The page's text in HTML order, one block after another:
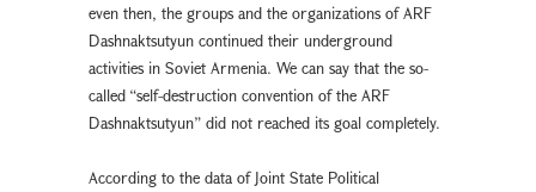
even then, the groups and the organizations of ARF
Dashnaktsutyun continued their underground
activities in Soviet Armenia. We can say that the so-
called “self-destruction convention of the ARF
Dashnaktsutyun” did not reached its goal completely.
According to the data of Joint State Political